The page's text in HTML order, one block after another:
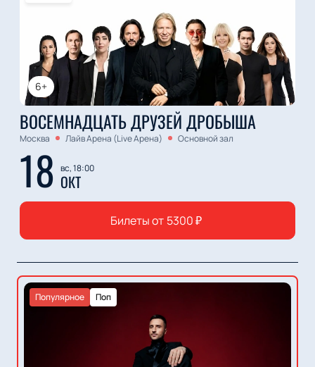
6+
ВОСЕМНАДЦАТЬ ДРУЗЕЙ ДРОБЫША
Москва Лайв Арена (Live Арена) Основной зал
18 вс, 18:00
ОКТ
Билеты от 5300₽
Поп
Популярное